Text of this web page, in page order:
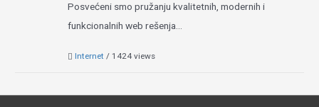
Posvećeni smo pružanju kvalitetnih, modernih i
funkcionalnih web rešenja...
Internet / 1424 views